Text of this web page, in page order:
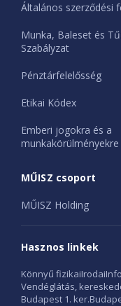
Általános szerződési
Munka, Baleset és
Szabályzat
Pénztárfelelősség
Etikai Kódex
Emberi jogokra és a
MŰISZ csoport
MŰISZ Holding
Hasznos linkek
Könnyű fizikaiIrodai
Vendéglátás,
Budapest 1. ker.